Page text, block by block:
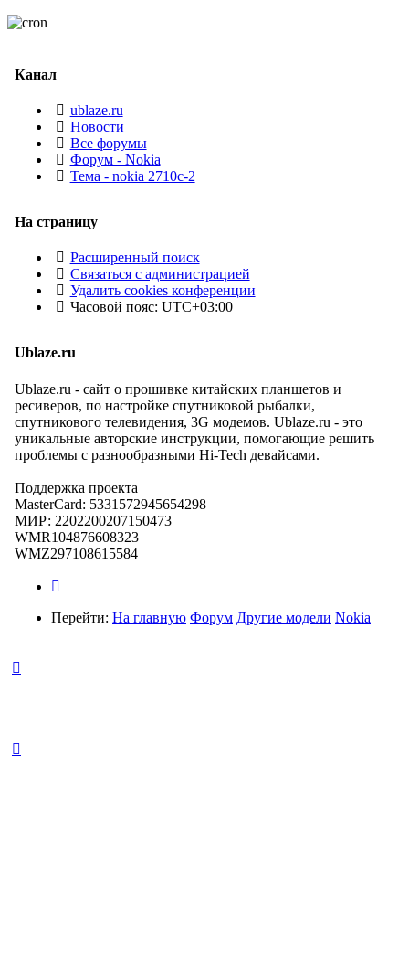
Канал
ublaze.ru
Новости
Все форумы
Форум - Nokia
Тема - nokia 2710c-2
На страницу
Расширенный поиск
Связаться с администрацией
Удалить cookies конференции
Часовой пояс: UTC+03:00
Ublaze.ru
Ublaze.ru - сайт о прошивке китайских планшетов и
ресиверов, по настройке спутниковой рыбалки,
спутникового телевидения, 3G модемов. Ublaze.ru - это
уникальные авторские инструкции, помогающие решить
проблемы с разнообразными Hi-Tech девайсами.
Поддержка проекта
MasterCard: 5331572945654298
МИР: 2202200207150473
WMR104876608323
WMZ297108615584
Перейти: На главную Форум Другие модели Nokia